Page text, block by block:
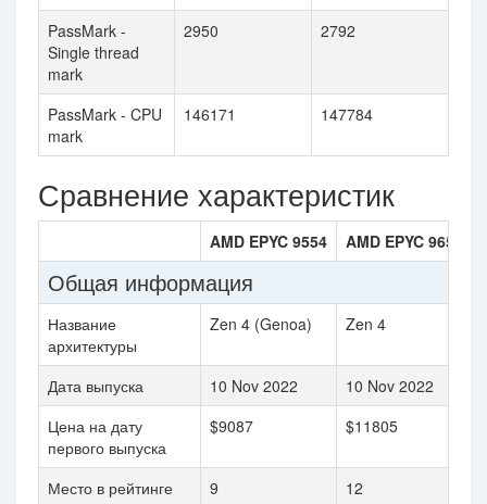
PassMark -
Single thread
mark
2950 2792
PassMark - CPU
mark
146171 147784
Сравнение характеристик
AMD EPYC 9554 AMD EPYC 9654
Общая информация
Название
архитектуры
Zen 4 (Genoa) Zen 4
Дата выпуска 10 Nov 2022
10 Nov 2022
Цена на дату
первого выпуска
$9087 $11805
Место в рейтинге 9 12